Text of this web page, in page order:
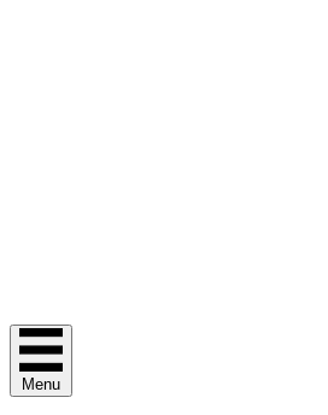
Menu